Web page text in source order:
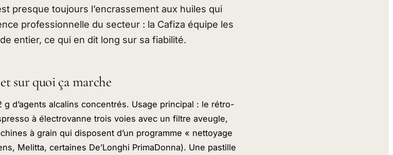
presque toujours l’encrassement aux huiles qui
professionnelle du secteur : la Cafiza équipe les
entier, ce qui en dit long sur sa fiabilité.
sur quoi ça marche
g d’agents alcalins concentrés. Usage principal : le rétro-
à électrovanne trois voies avec un filtre aveugle,
à grain qui disposent d’un programme « nettoyage
Melitta, certaines De’Longhi PrimaDonna). Une pastille